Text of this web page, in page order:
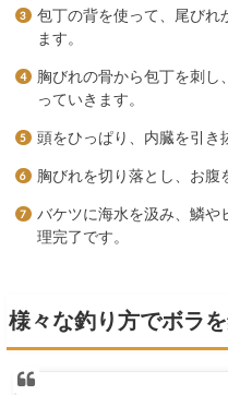
包丁の背を使って、尾びれ
ます。
胸びれの骨から包丁を刺
っていきます。
頭をひっぱり、内臓を引き
胸びれを切り落とし、お腹
バケツに海水を汲み、鱗や
理完了です。
様々な釣り方でボラを